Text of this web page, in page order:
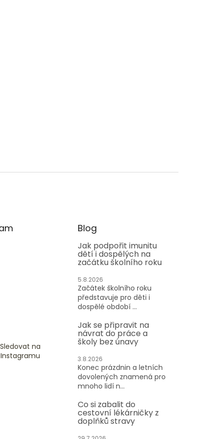
Sledovat na
Instagramu
Blog
Jak podpořit imunitu
dětí i dospělých na
začátku školního roku
5.8.2026
Začátek školního roku
představuje pro děti i
dospělé období ...
Jak se připravit na
návrat do práce a
školy bez únavy
3.8.2026
Konec prázdnin a letních
dovolených znamená pro
mnoho lidí n...
Co si zabalit do
cestovní lékárničky z
doplňků stravy